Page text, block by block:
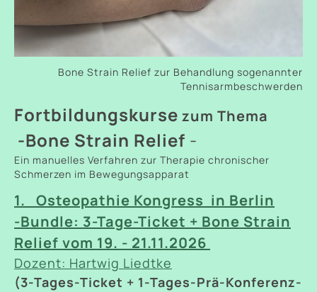
Bone Strain Relief zur Behandlung sogenannter
Tennisarmbeschwerden
Fortbildungskurse zum Thema
-Bone Strain Relief -
Ein manuelles Verfahren zur Therapie chronischer
Schmerzen im Bewegungsapparat
1. Osteopathie Kongress in Berlin
-Bundle: 3-Tage-Ticket + Bone Strain
Relief vom 19. - 21.11.2026
Dozent: Hartwig Liedtke
(3-Tages-Ticket + 1-Tages-Prä-Konferenz-